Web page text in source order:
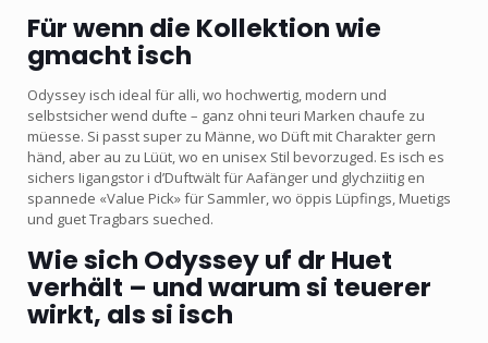
Für wenn die Kollektion wie
gmacht isch
Odyssey isch ideal für alli, wo hochwertig, modern und
selbstsicher wend dufte – ganz ohni teuri Marken chaufe zu
müesse. Si passt super zu Männe, wo Düft mit Charakter gern
händ, aber au zu Lüüt, wo en unisex Stil bevorzuged. Es isch es
sichers Iigangstor i d’Duftwält für Aafänger und glychziitig en
spannede «Value Pick» für Sammler, wo öppis Lüpfings, Muetigs
und guet Tragbars sueched.
Wie sich Odyssey uf dr Huet
verhält – und warum si teuerer
wirkt, als si isch